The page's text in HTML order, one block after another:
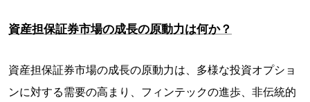
資産担保証券市場の成長の原動力は何か？
資産担保証券市場の成長の原動力は、多様な投資オプショ
ンに対する需要の高まり、フィンテックの進歩、非伝統的